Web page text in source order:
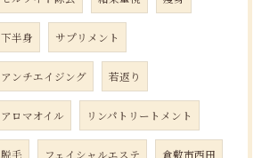
下半身 サプリメント
アンチエイジング 若返り
アロマオイル リンパトリートメント
脱毛 フェイシャルエステ 倉敷市西田